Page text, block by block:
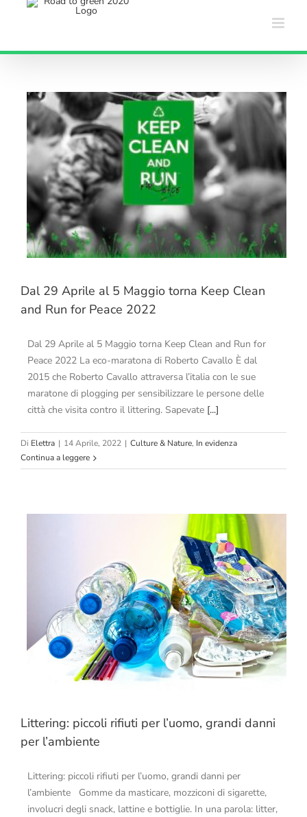
Dal 29 Aprile al 5 Maggio torna Keep Clean
and Run for Peace 2022
Dal 29 Aprile al 5 Maggio torna Keep Clean and Run for
Peace 2022 La eco-maratona di Roberto Cavallo È dal
2015 che Roberto Cavallo attraversa l’italia con le sue
maratone di plogging per sensibilizzare le persone delle
città che visita contro il littering. Sapevate [...]
Di Elettra | 14 Aprile, 2022 | Culture & Nature, In evidenza
Continua a leggere
Littering: piccoli rifiuti per l’uomo, grandi danni
per l’ambiente
Littering: piccoli rifiuti per l’uomo, grandi danni per
l’ambiente Gomme da masticare, mozziconi di sigarette,
involucri degli snack, lattine e bottiglie. In una parola: litter,